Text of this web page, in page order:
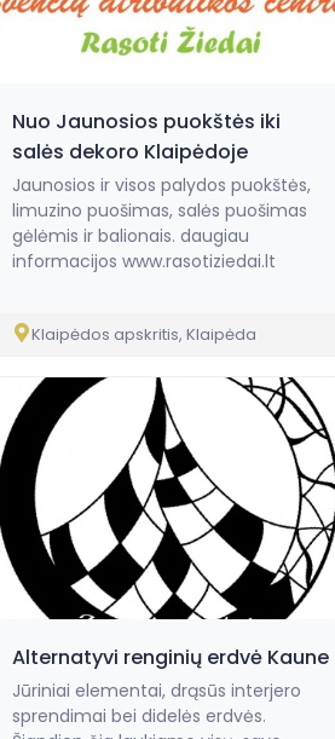
Nuo Jaunosios puokštės iki
salės dekoro Klaipėdoje
Jaunosios ir visos palydos puokštės,
limuzino puošimas, salės puošimas
gėlėmis ir balionais. daugiau
informacijos www.rasotiziedai.lt
Klaipėdos apskritis, Klaipėda
Alternatyvi renginių erdvė Kaune
Jūriniai elementai, drąsūs interjero
sprendimai bei didelės erdvės.